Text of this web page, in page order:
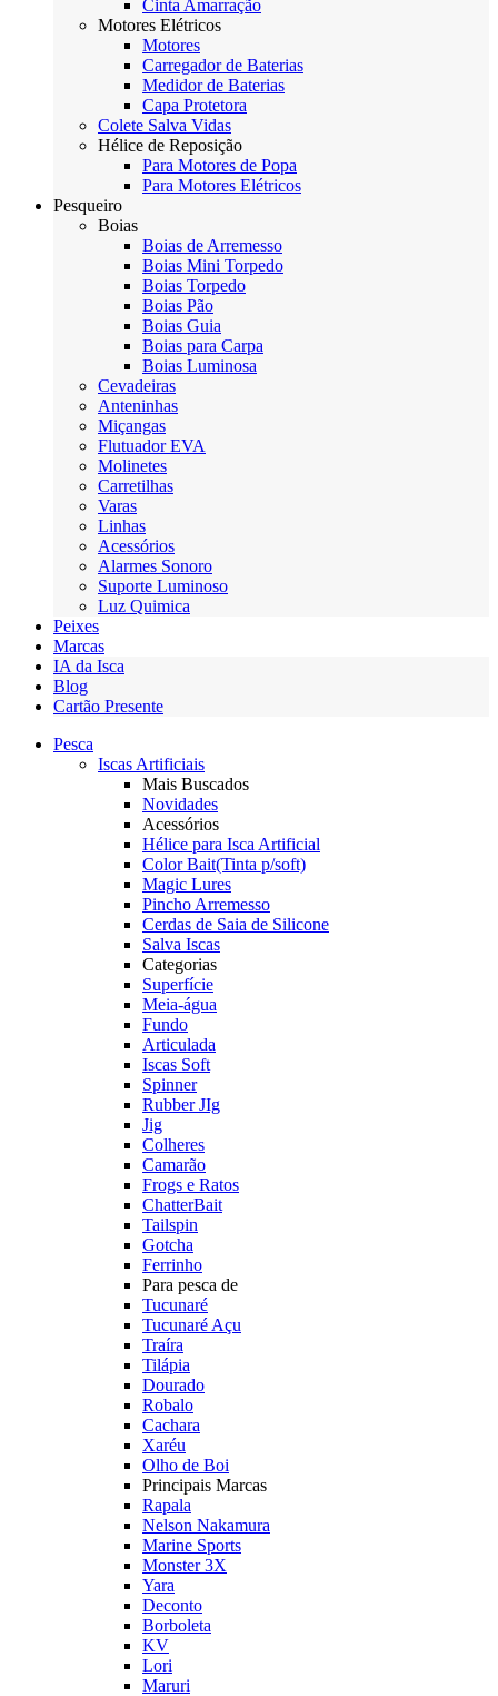
Cinta Amarração
Motores Elétricos
Motores
Carregador de Baterias
Medidor de Baterias
Capa Protetora
Colete Salva Vidas
Hélice de Reposição
Para Motores de Popa
Para Motores Elétricos
Pesqueiro
Boias
Boias de Arremesso
Boias Mini Torpedo
Boias Torpedo
Boias Pão
Boias Guia
Boias para Carpa
Boias Luminosa
Cevadeiras
Anteninhas
Miçangas
Flutuador EVA
Molinetes
Carretilhas
Varas
Linhas
Acessórios
Alarmes Sonoro
Suporte Luminoso
Luz Quimica
Peixes
Marcas
IA da Isca
Blog
Cartão Presente
Pesca
Iscas Artificiais
Mais Buscados
Novidades
Acessórios
Hélice para Isca Artificial
Color Bait(Tinta p/soft)
Magic Lures
Pincho Arremesso
Cerdas de Saia de Silicone
Salva Iscas
Categorias
Superfície
Meia-água
Fundo
Articulada
Iscas Soft
Spinner
Rubber JIg
Jig
Colheres
Camarão
Frogs e Ratos
ChatterBait
Tailspin
Gotcha
Ferrinho
Para pesca de
Tucunaré
Tucunaré Açu
Traíra
Tilápia
Dourado
Robalo
Cachara
Xaréu
Olho de Boi
Principais Marcas
Rapala
Nelson Nakamura
Marine Sports
Monster 3X
Yara
Deconto
Borboleta
KV
Lori
Maruri